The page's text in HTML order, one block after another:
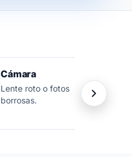
Cámara
Lente roto o fotos
borrosas.